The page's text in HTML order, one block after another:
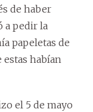
de haber
a pedir la
papeletas de
estas habían
el 5 de mayo